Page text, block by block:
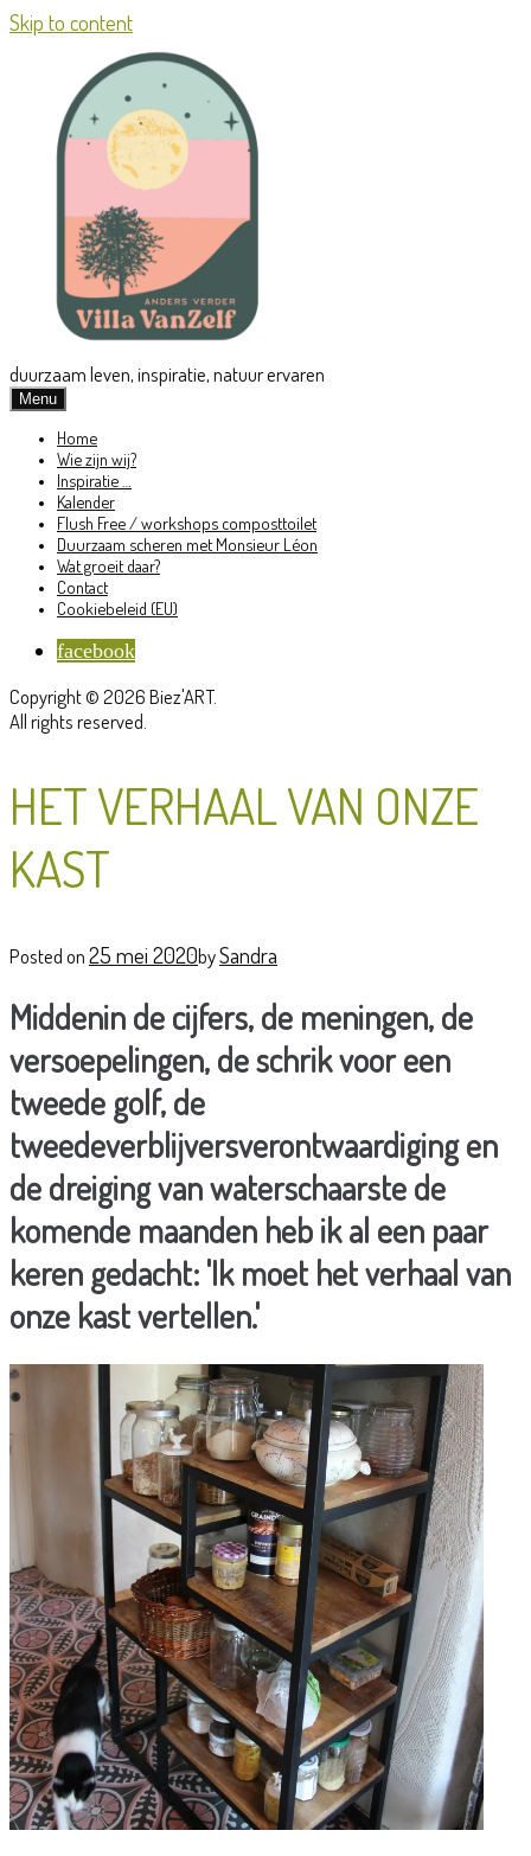
Skip to content
duurzaam leven, inspiratie, natuur ervaren
Menu
Home
Wie zijn wij?
Inspiratie …
Kalender
Flush Free / workshops composttoilet
Duurzaam scheren met Monsieur Léon
Wat groeit daar?
Contact
Cookiebeleid (EU)
facebook
Copyright © 2026 Biez'ART.
All rights reserved.
HET VERHAAL VAN ONZE
KAST
Posted on25 mei 2020bySandra
Middenin de cijfers, de meningen, de
versoepelingen, de schrik voor een
tweede golf, de
tweedeverblijversverontwaardiging en
de dreiging van waterschaarste de
komende maanden heb ik al een paar
keren gedacht: 'Ik moet het verhaal van
onze kast vertellen.'